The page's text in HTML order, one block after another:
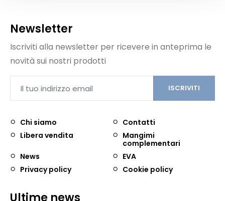
Newsletter
Iscriviti alla newsletter per ricevere in anteprima le
novità sui nostri prodotti
ISCRIVITI
Chi siamo
Contatti
Libera vendita
Mangimi
complementari
News
EVA
Privacy policy
Cookie policy
Ultime news